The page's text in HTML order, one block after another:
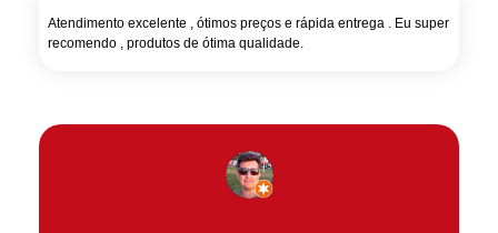
Atendimento excelente , ótimos preços e rápida entrega . Eu super
recomendo , produtos de ótima qualidade.